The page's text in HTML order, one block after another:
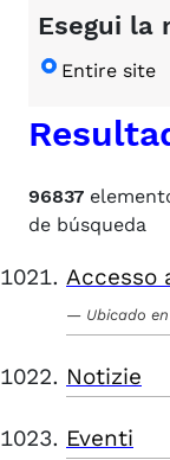
Esegui la
Entire site
96837
de búsqueda
Accesso
Ubicado en
Notizie
Eventi